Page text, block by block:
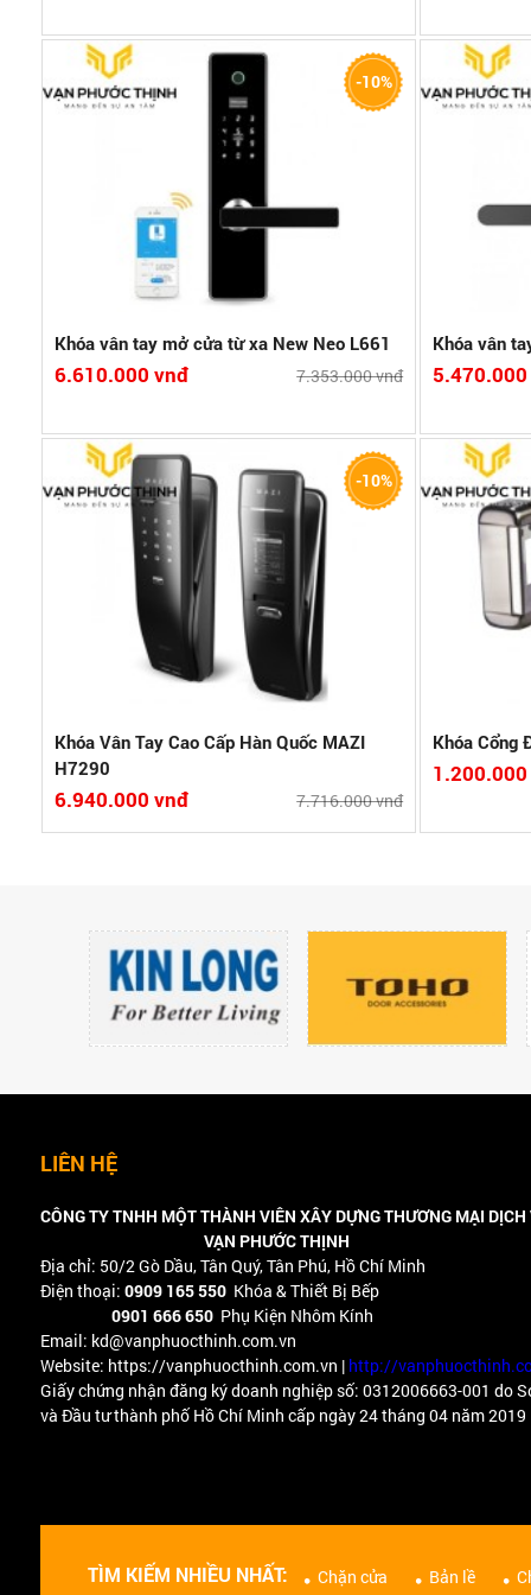
Khóa vân tay mở cửa từ xa New Neo L661
7.353.000 vnđ
6.610.000 vnđ
-10%
- Khóa 5 chức năng : Vân tay cảm ứng nhiệt, mã số,
thẻ từ, App điện thoại, chìa cơ
- Chất liệu : Khung nhôm và kính cường lực
- Dung lượng : 100 Vân tay, 200 Thẻ Từ, 200 Mã Số
- Đố cửa thích hợp : 4 x 10 cm
Xuất xứ:PRCXem chi tiết So sánh
Khóa vân
- Khóa 3
- Chất liệu :
- Dung lượng
- Độ hở cửa
- Sản xuất
Bảo hành:1
Xuất xứ:PRC
Khóa Vân Tay Cao Cấp Hàn Quốc MAZI
H7290
7.716.000 vnđ
6.940.000 vnđ
-10%
Chức năng: Khóa cổng bằng điện
- Điện thế: 9-12V
(Phải sử dụng thêm Adapter để chuyển nguồn điện)
- Chất liệu: Thép cao cấp
Xuất xứ:PRC
Xem chi tiết So sánh
Khóa Cổng
Chức năng:
Đố cửa phù
Bảo hành:1
Xuất xứ:PRC
LIÊN HỆ
CÔNG TY TNHH MỘT THÀNH VIÊN XÂY DỰNG THƯƠNG MẠI DỊCH
VẠN PHƯỚC THỊNH
Địa chỉ: 50/2 Gò Dầu, Tân Quý, Tân Phú, Hồ Chí Minh
Điện thoại: 0909 165 550Khóa & Thiết Bị Bếp
0901 666 650Phụ Kiện Nhôm Kính
Email: kd@vanphuocthinh.com.vn
Website: https://vanphuocthinh.com.vn | http://
Giấy chứng nhận đăng ký doanh nghiệp số: 0312006663-001 do
và Đầu tư thành phố Hồ Chí Minh cấp ngày 24 tháng 04 năm 2019
TÌM KIẾM NHIỀU NHẤT: Chặn cửa Bản lề